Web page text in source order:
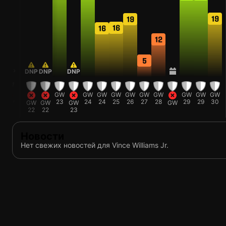
DNP
GW
22
DNP
GW
22
GW
23
DNP
GW
23
GW
24
16
GW
24
16
GW
25
19
GW
26
5
GW
27
12
GW
28
GW
GW
29
GW
29
19
GW
30
Нет свежих новостей для Vince Williams Jr.